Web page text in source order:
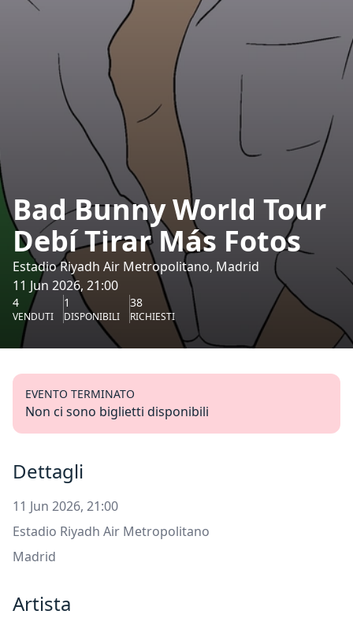
Bad Bunny World Tour
Debí Tirar Más Fotos
Estadio Riyadh Air Metropolitano, Madrid
11 Jun 2026, 21:00
4
VENDUTI
1
DISPONIBILI
38
RICHIESTI
EVENTO TERMINATO
Non ci sono biglietti disponibili
Dettagli
11 Jun 2026, 21:00
Estadio Riyadh Air Metropolitano
Madrid
Artista